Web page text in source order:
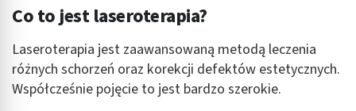
Co to jest laseroterapia?
Laseroterapia jest zaawansowaną metodą leczenia
różnych schorzeń oraz korekcji defektów estetycznych.
Współcześnie pojęcie to jest bardzo szerokie.